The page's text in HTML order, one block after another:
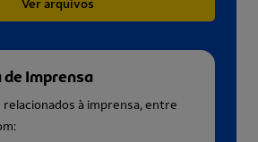
Ver arquivos
Imprensa
relacionados à imprensa, entre